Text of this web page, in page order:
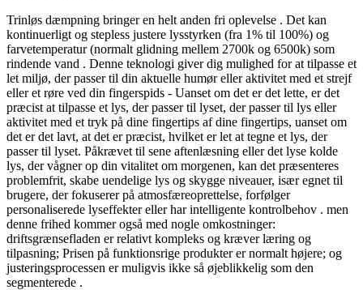
Trinløs dæmpning bringer en helt anden fri oplevelse . Det kan
kontinuerligt og stepless justere lysstyrken (fra 1% til 100%) og
farvetemperatur (normalt glidning mellem 2700k og 6500k) som
rindende vand . Denne teknologi giver dig mulighed for at tilpasse et
let miljø, der passer til din aktuelle humør eller aktivitet med et strejf
eller et røre ved din fingerspids - Uanset om det er det lette, er det
præcist at tilpasse et lys, der passer til lyset, der passer til lys eller
aktivitet med et tryk på dine fingertips af dine fingertips, uanset om
det er det lavt, at det er præcist, hvilket er let at tegne et lys, der
passer til lyset. Påkrævet til sene aftenlæsning eller det lyse kolde
lys, der vågner op din vitalitet om morgenen, kan det præsenteres
problemfrit, skabe uendelige lys og skygge niveauer, især egnet til
brugere, der fokuserer på atmosfæreoprettelse, forfølger
personaliserede lyseffekter eller har intelligente kontrolbehov . men
denne frihed kommer også med nogle omkostninger:
driftsgrænsefladen er relativt kompleks og kræver læring og
tilpasning; Prisen på funktionsrige produkter er normalt højere; og
justeringsprocessen er muligvis ikke så øjeblikkelig som den
segmenterede .